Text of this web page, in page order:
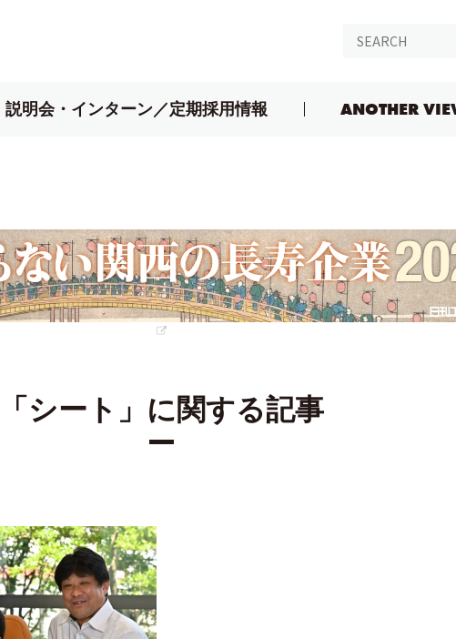
説明会・インターン／定期採用情報 ANOTHER
「シート」に関する記事